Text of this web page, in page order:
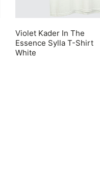
Violet Kader In The
Essence Sylla T-Shirt
White